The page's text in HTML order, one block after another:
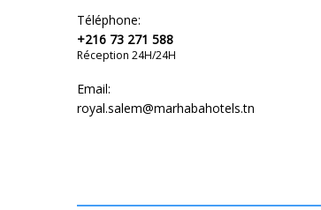
Téléphone:
+216 73 271 588
Réception 24H/24H
Email:
royal.salem@marhabahotels.tn